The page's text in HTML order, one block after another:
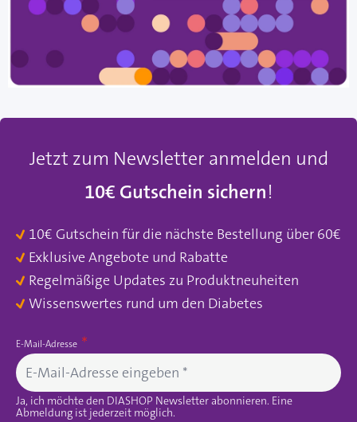
Jetzt zum Newsletter anmelden und
10€ Gutschein sichern!
10€ Gutschein für die nächste Bestellung über 60€
Exklusive Angebote und Rabatte
Regelmäßige Updates zu Produktneuheiten
Wissenswertes rund um den Diabetes
E-Mail-Adresse
Ja, ich möchte den DIASHOP Newsletter abonnieren. Eine
Abmeldung ist jederzeit möglich.